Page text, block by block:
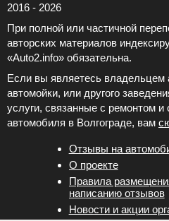
2016 - 2026
При полной или частичной
авторских материалов
«Auto2.info» обязательна.
Если вы являетесь владельцем
автомойки, или другого
услуги, связанные с ремонтом
автомобиля в Волгограде, вам
Отзывы на
Новости и акции